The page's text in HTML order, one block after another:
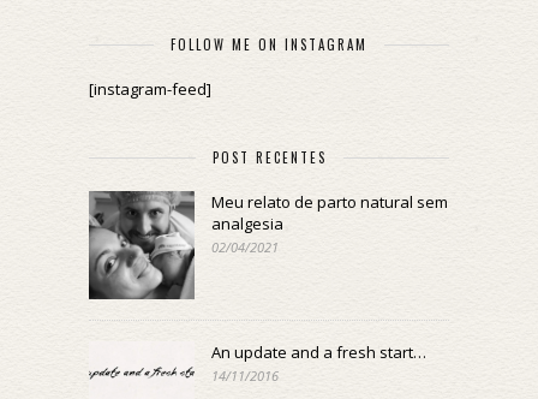
FOLLOW ME ON INSTAGRAM
[instagram-feed]
POST RECENTES
Meu relato de parto natural sem
analgesia
02/04/2021
An update and a fresh start…
14/11/2016